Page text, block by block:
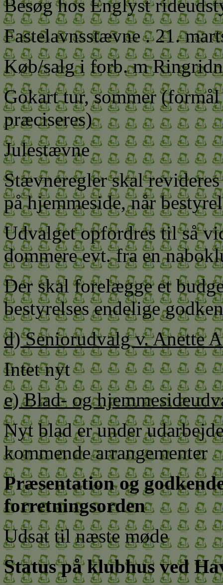
Besøg hos Englyst
Fastelavnsstævne . 21.
Køb/salg i forb. m
Gokart tur, sommer
præciseres)
Julestævne
Stævneregler skal
på hjemmeside, når
Udvalget opfordres til så
dommere evt. fra en
Der skal forelægge et
bestyrelses endelige
d) Seniorudvalg v. Anette
Intet nyt
e) Blad- og
Nyt blad er under
kommende arrangementer
Præsentation og
forretningsorden
Udsat til næste møde
Status på klubhus ved